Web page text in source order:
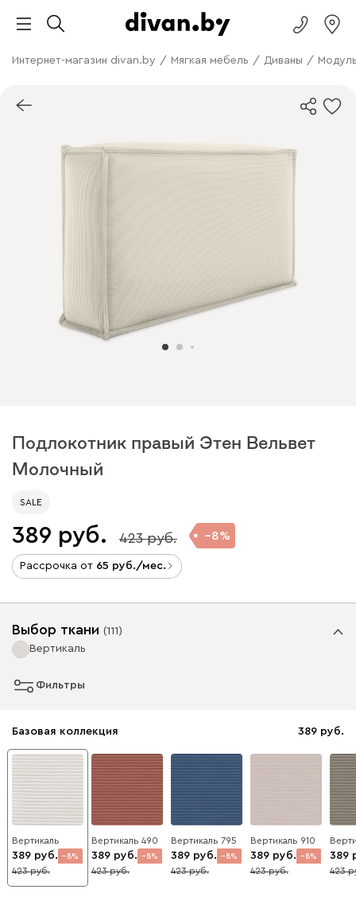
Интернет-магазин divan.by / Мягкая мебель / Диваны /
Подлокотник правый Этен Вельвет
Молочный
SALE
389 423 8
Рассрочка от 65 /мес.
Выбор ткани (111)
Вертикаль
Фильтры
Базовая коллекция 389
Вертикаль
389 8
423
Вертикаль 490
389 8
423
Вертикаль 795
389 8
423
Вертикаль 910
389 8
423
389
423